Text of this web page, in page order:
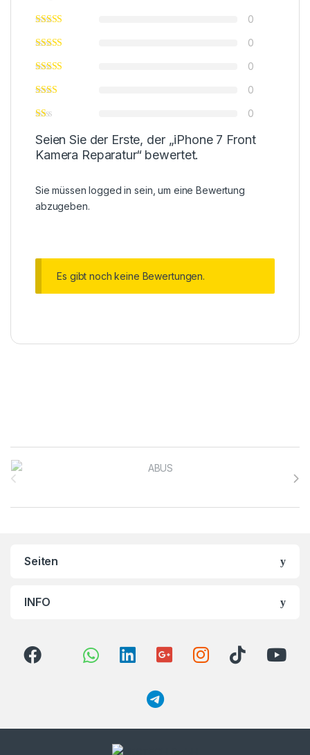
0
0
0
0
0
Seien Sie der Erste, der „iPhone 7 Front
Kamera Reparatur“ bewertet.
Sie müssenlogged in sein, um eine Bewertung
abzugeben.
Es gibt noch keine Bewertungen.
Brands Carousel
Seiten
INFO